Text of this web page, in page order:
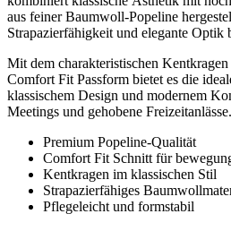
aus feiner Baumwoll-Popeline
Strapazierfähigkeit und elegante Optik
Mit dem charakteristischen
Comfort Fit Passform bietet es die
klassischem Design und modernem
Meetings und gehobene Freizeitanlässe.
Premium Popeline-Qualität
Comfort Fit Schnitt für
Kentkragen im klassischen Stil
Strapazierfähiges
Pflegeleicht und formstabil